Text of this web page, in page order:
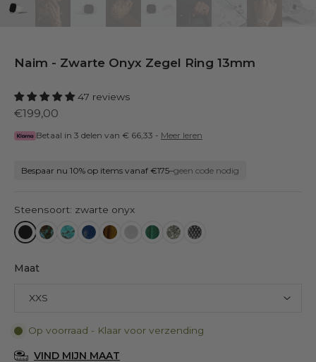
Naim - Zwarte Onyx Zegel Ring 13mm
47 reviews
€199,00
Betaal in 3 delen van € 66,33 - Meer leren
Bespaar nu 10% op items vanaf €175–geen code nodig
Steensoort: zwarte onyx
Maat
Op voorraad - Klaar voor verzending
VIND MIJN MAAT